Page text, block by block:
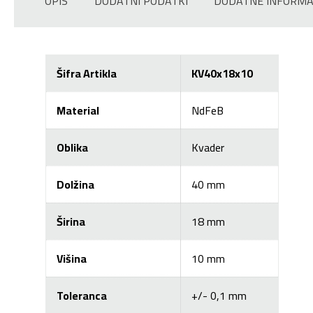
Šifra Artikla
KV40x18x10
Material
NdFeB
Oblika
Kvader
Dolžina
40 mm
Širina
18 mm
Višina
10 mm
Toleranca
+/- 0,1 mm